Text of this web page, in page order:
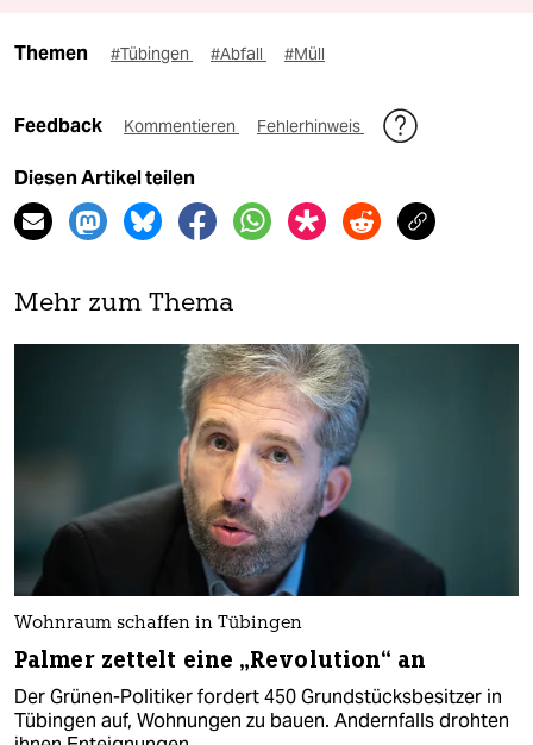
Themen #Tübingen #Abfall #Müll
Feedback Kommentieren Fehlerhinweis
Diesen Artikel teilen
Mehr zum Thema
Wohnraum schaffen in Tübingen
Palmer zettelt eine „Revolution“ an
Der Grünen-Politiker fordert 450 Grundstücksbesitzer in
Tübingen auf, Wohnungen zu bauen. Andernfalls drohten